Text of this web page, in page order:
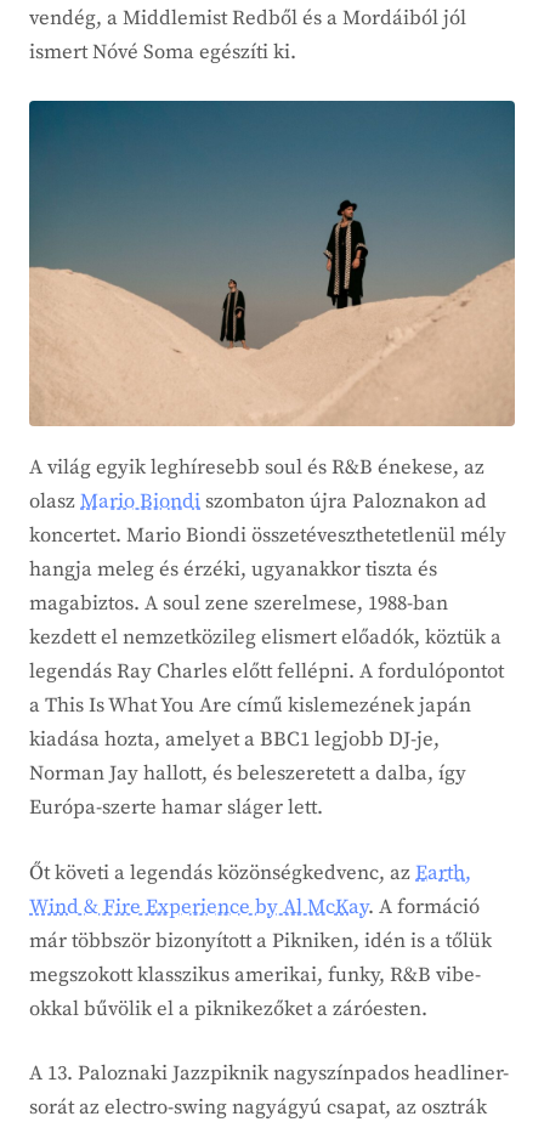
vendég, a Middlemist Redből és a Mordáiból jól
ismert Nóvé Soma egészíti ki.
A világ egyik leghíresebb soul és R&B énekese, az
olaszMario Biondiszombaton újra Paloznakon ad
koncertet. Mario Biondi összetéveszthetetlenül mély
hangja meleg és érzéki, ugyanakkor tiszta és
magabiztos. A soul zene szerelmese, 1988-ban
kezdett el nemzetközileg elismert előadók, köztük a
legendás Ray Charles előtt fellépni. A fordulópontot
a This Is What You Are című kislemezének japán
kiadása hozta, amelyet a BBC1 legjobb DJ-je,
Norman Jay hallott, és beleszeretett a dalba, így
Európa-szerte hamar sláger lett.
Őt követi a legendás közönségkedvenc, azEarth,
Wind & Fire Experience by Al McKay. A formáció
már többször bizonyított a Pikniken, idén is a tőlük
megszokott klasszikus amerikai, funky, R&B vibe-
okkal bűvölik el a piknikezőket a záróesten.
A 13. Paloznaki Jazzpiknik nagyszínpados headliner-
sorát az electro-swing nagyágyú csapat, az osztrák